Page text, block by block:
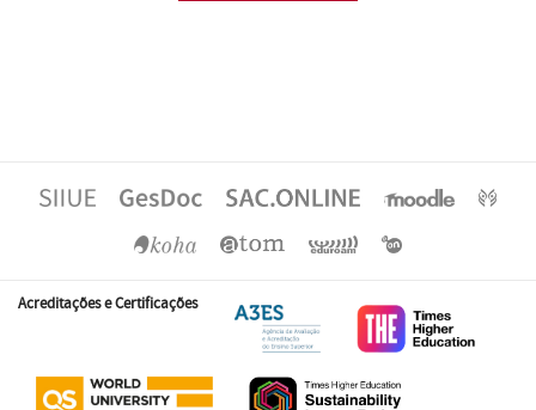
Acreditações e Certificações